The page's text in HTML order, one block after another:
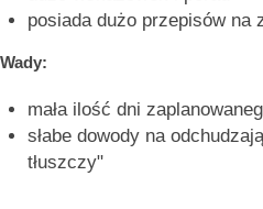
posiada dużo przepisów na
Wady:
mała ilość dni
słabe dowody na
tłuszczy"